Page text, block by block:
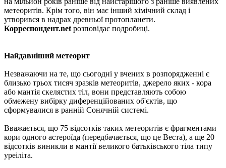
метеоритів. Крім того, він має інший хімічний склад і
утворився в надрах древньої протопланети.
Корреспондент.net розповідає подробиці.
Найдавніший метеорит
Незважаючи на те, що сьогодні у вчених в розпорядженні є
близько трьох тисяч зразків метеоритів, джерело яких - кора
або мантія скелястих тіл, вони представляють собою
обмежену вибірку диференційованих об'єктів, що
сформувалися в ранній Сонячній системі.
Вважається, що 75 відсотків таких метеоритів є фрагментами
кори одного астероїда (передбачається, що це Веста), а ще 20
відсотків виникли в мантії великого батьківського тіла типу
уреіліта.